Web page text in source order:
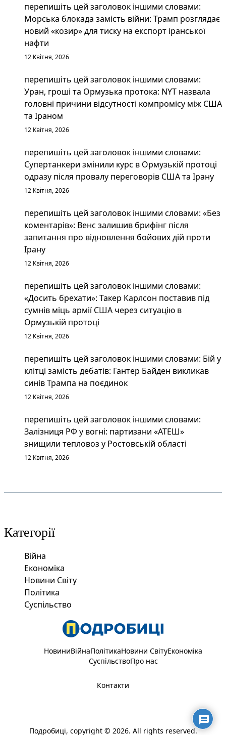
перепишіть цей заголовок іншими словами:
Морська блокада замість війни: Трамп розглядає
новий «козир» для тиску на експорт іранської
нафти
12 Квітня, 2026
перепишіть цей заголовок іншими словами:
Уран, гроші та Ормузька протока: NYT назвала
головні причини відсутності компромісу між США
та Іраном
12 Квітня, 2026
перепишіть цей заголовок іншими словами:
Супертанкери змінили курс в Ормузькій протоці
одразу після провалу переговорів США та Ірану
12 Квітня, 2026
перепишіть цей заголовок іншими словами: «Без
коментарів»: Венс залишив брифінг після
запитання про відновлення бойових дій проти
Ірану
12 Квітня, 2026
перепишіть цей заголовок іншими словами:
«Досить брехати»: Такер Карлсон поставив під
сумнів міць армії США через ситуацію в
Ормузькій протоці
12 Квітня, 2026
перепишіть цей заголовок іншими словами: Бій у
клітці замість дебатів: Гантер Байден викликав
синів Трампа на поєдинок
12 Квітня, 2026
перепишіть цей заголовок іншими словами:
Залізниця РФ у вогні: партизани «АТЕШ»
знищили тепловоз у Ростовській області
12 Квітня, 2026
Категорії
Війна
Економіка
Новини Світу
Політика
Суспільство
НовиниВійнаПолітикаНовини СвітуЕкономіка
СуспільствоПро нас
Контакти
Подробиці, copyright © 2026. All rights reserved.